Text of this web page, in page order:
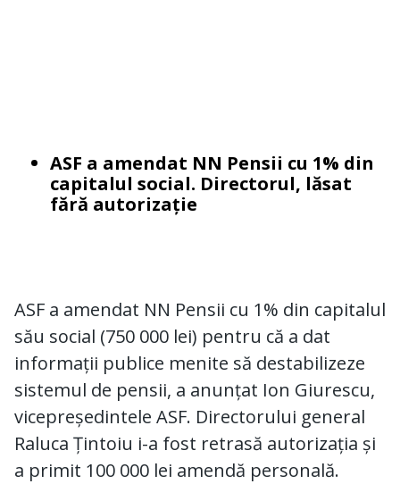
ASF a amendat NN Pensii cu 1% din
capitalul social. Directorul, lăsat
fără autorizație
ASF a amendat NN Pensii cu 1% din capitalul
său social (750 000 lei) pentru că a dat
informații publice menite să destabilizeze
sistemul de pensii, a anunțat Ion Giurescu,
vicepreședintele ASF. Directorului general
Raluca Țintoiu i-a fost retrasă autorizația și
a primit 100 000 lei amendă personală.